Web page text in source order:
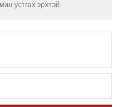
устгах эрхтэй.